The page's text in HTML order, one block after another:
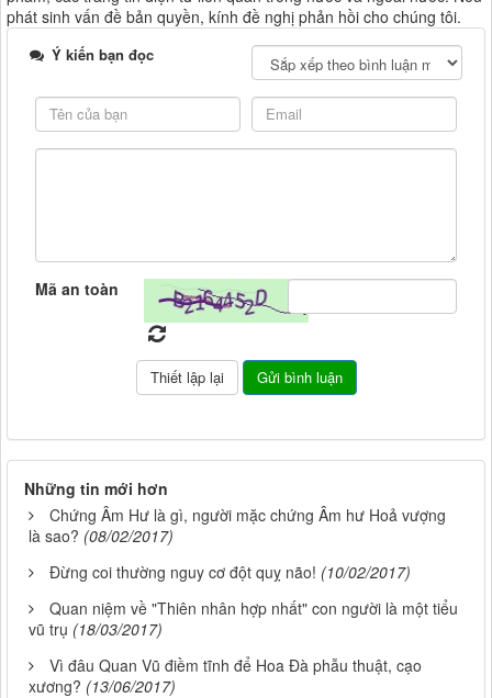
phát sinh vấn đề bản quyền, kính đề nghị phản hồi cho chúng tôi.
Ý kiến bạn đọc
Mã an toàn
Những tin mới hơn
Chứng Âm Hư là gì, người mặc chứng Âm hư Hoả vượng
là sao? (08/02/2017)
Đừng coi thường nguy cơ đột quỵ não! (10/02/2017)
Quan niệm về "Thiên nhân hợp nhất" con người là một tiểu
vũ trụ (18/03/2017)
Vì đâu Quan Vũ điềm tĩnh để Hoa Đà phẫu thuật, cạo
xương? (13/06/2017)